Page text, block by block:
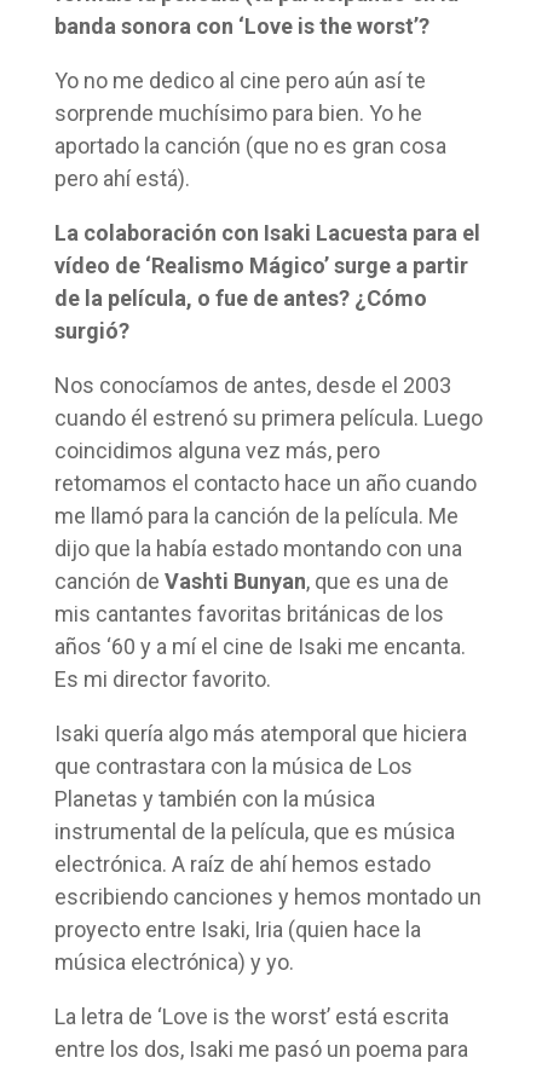
banda sonora con ‘Love is the worst’?
Yo no me dedico al cine pero aún así te
sorprende muchísimo para bien. Yo he
aportado la canción (que no es gran cosa
pero ahí está).
La colaboración con Isaki Lacuesta para el
vídeo de ‘Realismo Mágico’ surge a partir
de la película, o fue de antes? ¿Cómo
surgió?
Nos conocíamos de antes, desde el 2003
cuando él estrenó su primera película. Luego
coincidimos alguna vez más, pero
retomamos el contacto hace un año cuando
me llamó para la canción de la película. Me
dijo que la había estado montando con una
canción de Vashti Bunyan, que es una de
mis cantantes favoritas británicas de los
años ‘60 y a mí el cine de Isaki me encanta.
Es mi director favorito.
Isaki quería algo más atemporal que hiciera
que contrastara con la música de Los
Planetas y también con la música
instrumental de la película, que es música
electrónica. A raíz de ahí hemos estado
escribiendo canciones y hemos montado un
proyecto entre Isaki, Iria (quien hace la
música electrónica) y yo.
La letra de ‘Love is the worst’ está escrita
entre los dos, Isaki me pasó un poema para